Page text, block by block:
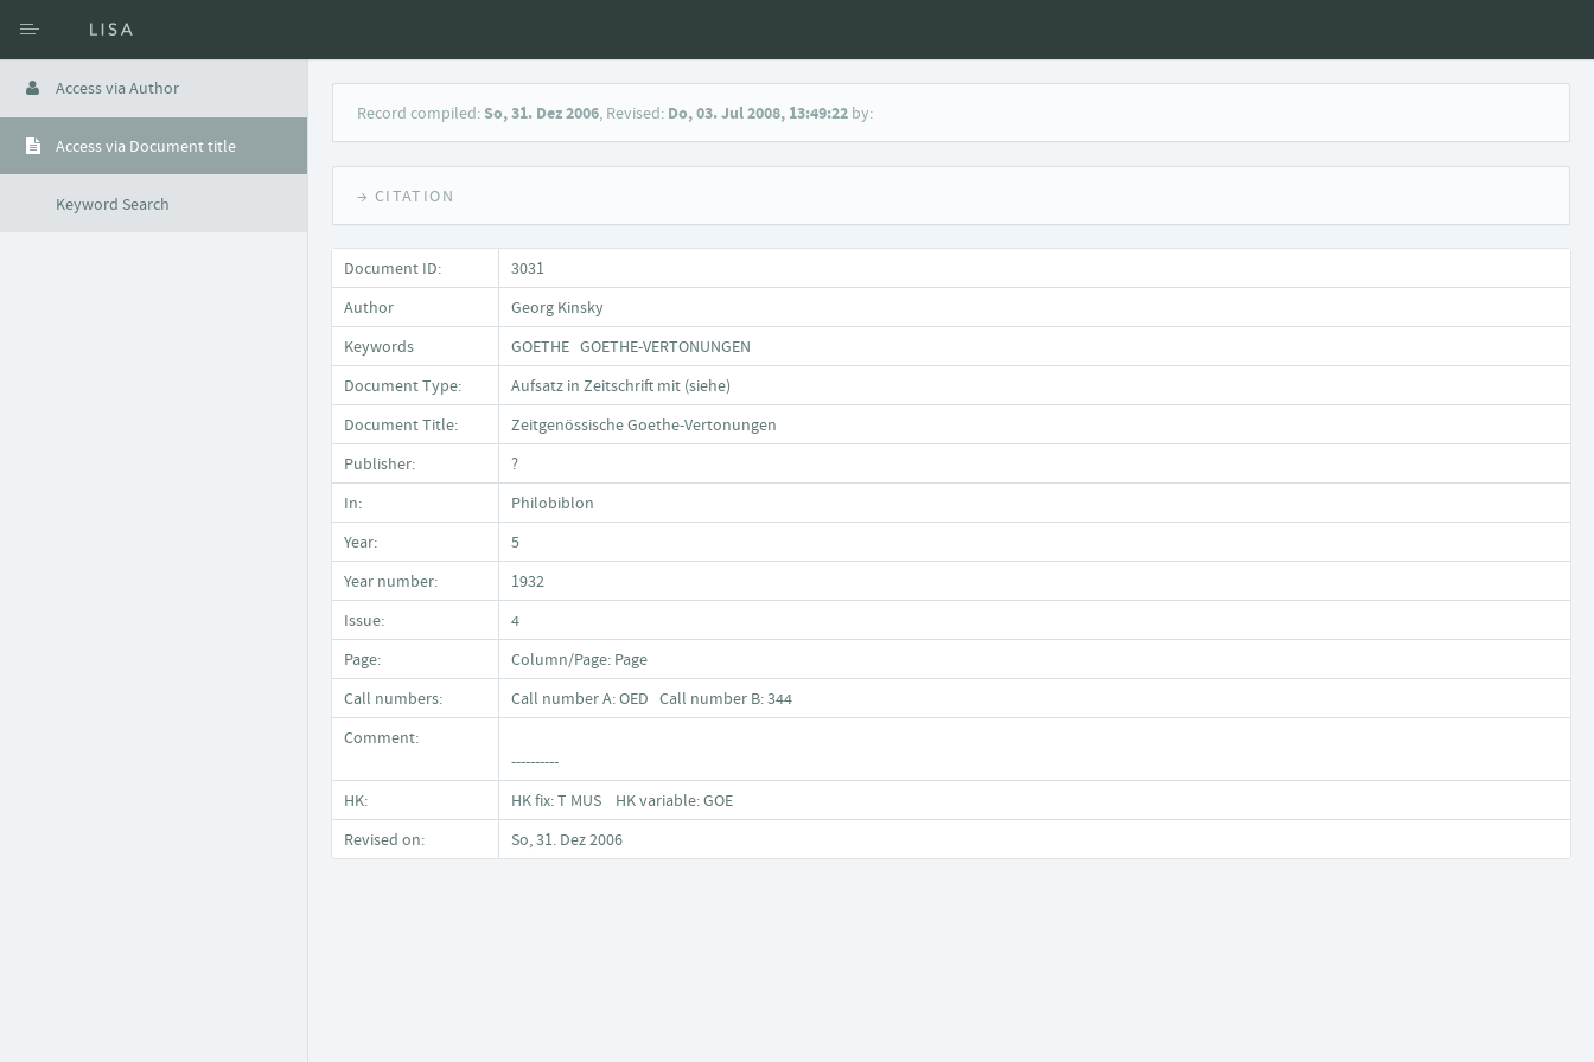
Access via Author
Access via Document title
Keyword Search
Record compiled:So, 31. Dez 2006, Revised: Do, 03. Jul 2008, 13:49:22 by:
→ CITATION
Document ID:
3031
Author
Georg Kinsky
Keywords
GOETHE GOETHE-VERTONUNGEN
Document Type:
Aufsatz in Zeitschrift mit (siehe)
Document Title:
Zeitgenössische Goethe-Vertonungen
Publisher:
?
In:
Philobiblon
Year:
5
Year number:
1932
Issue:
4
Page:
Column/Page: Page
Call numbers:
Call number A: OED Call number B: 344
Comment:
----------
HK:
HK fix: T MUS HK variable: GOE
Revised on:
So, 31. Dez 2006